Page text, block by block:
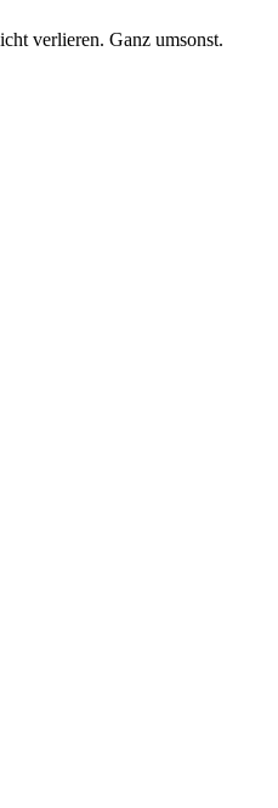
verlieren. Ganz umsonst.